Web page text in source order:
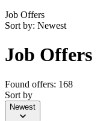
Job Offers
Sort by: Newest
Job Offers
Found offers: 168
Sort by
Newest